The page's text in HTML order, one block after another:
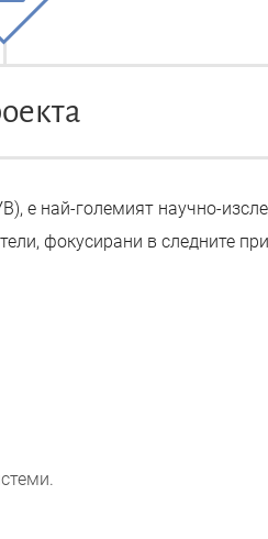
е най-големият научно-
фокусирани в следните